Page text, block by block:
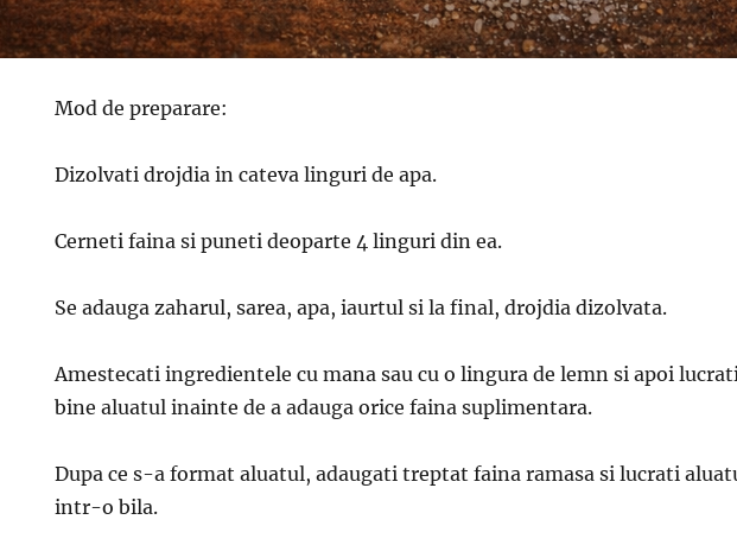
Mod de preparare:
Dizolvati drojdia in cateva linguri de apa.
Cerneti faina si puneti deoparte 4 linguri din ea.
Se adauga zaharul, sarea, apa, iaurtul si la final, drojdia dizolvata.
Amestecati ingredientele cu mana sau cu o lingura de lemn si apoi lucrati
bine aluatul inainte de a adauga orice faina suplimentara.
Dupa ce s-a format aluatul, adaugati treptat faina ramasa si lucrati
intr-o bila.